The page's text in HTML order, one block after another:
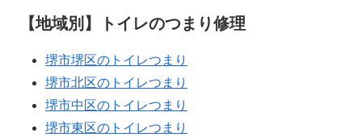
【地域別】トイレのつまり修理
堺市堺区のトイレつまり
堺市北区のトイレつまり
堺市中区のトイレつまり
堺市東区のトイレつまり